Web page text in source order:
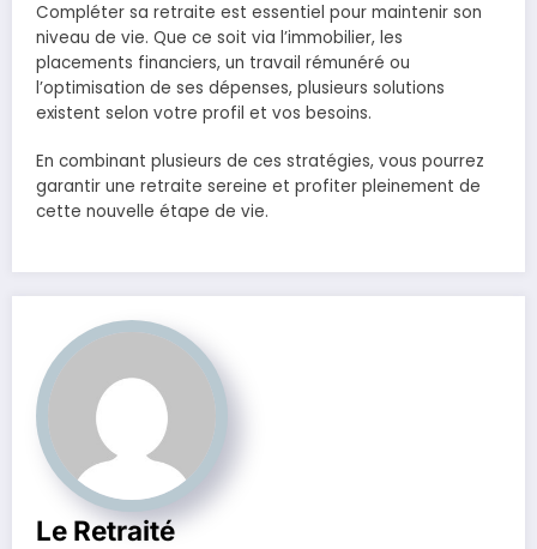
Compléter sa retraite est essentiel pour maintenir son
niveau de vie. Que ce soit via l’immobilier, les
placements financiers, un travail rémunéré ou
l’optimisation de ses dépenses, plusieurs solutions
existent selon votre profil et vos besoins.
En combinant plusieurs de ces stratégies, vous pourrez
garantir une retraite sereine et profiter pleinement de
cette nouvelle étape de vie.
Le Retraité